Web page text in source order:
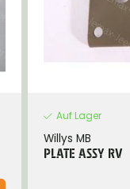
Auf Lager
Willys MB
PLATE ASSY RV